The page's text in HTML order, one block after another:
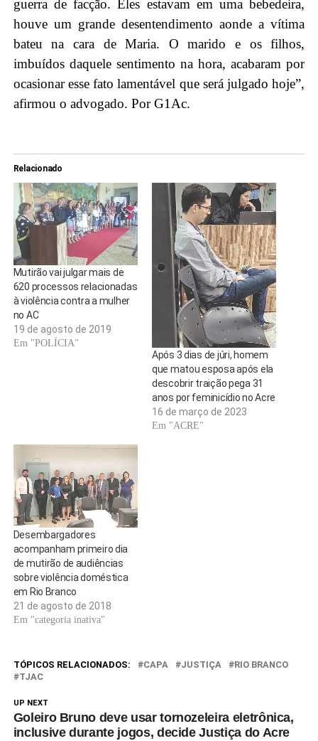
guerra de facção. Eles estavam em uma bebedeira,
houve um grande desentendimento aonde a vítima
bateu na cara de Maria. O marido e os filhos,
imbuídos daquele sentimento na hora, acabaram por
ocasionar esse fato lamentável que será julgado hoje”,
afirmou o advogado. Por G1Ac.
Relacionado
Mutirão vai julgar mais de
620 processos relacionadas
à violência contra a mulher
no AC
19 de agosto de 2019
Em "POLÍCIA"
Após 3 dias de júri, homem
que matou esposa após ela
descobrir traição pega 31
anos por feminicídio no Acre
16 de março de 2023
Em "ACRE"
Desembargadores
acompanham primeiro dia
de mutirão de audiências
sobre violência doméstica
em Rio Branco
21 de agosto de 2018
Em "categoria inativa"
TÓPICOS RELACIONADOS: CAPA JUSTIÇA
RIO BRANCO
TJAC
UP NEXT
Goleiro Bruno deve usar tornozeleira eletrônica,
inclusive durante jogos, decide Justiça do Acre